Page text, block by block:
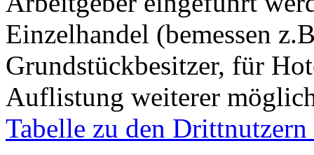
Einzelhandel (bemessen
Grundstückbesitzer, für
Auflistung weiterer
Tabelle zu den Drittnutzern